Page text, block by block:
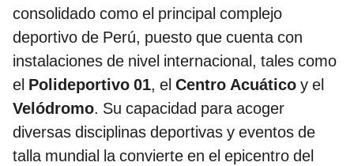
consolidado como el principal complejo
deportivo de Perú, puesto que cuenta con
instalaciones de nivel internacional, tales como
el Polideportivo 01, el Centro Acuático y el
Velódromo. Su capacidad para acoger
diversas disciplinas deportivas y eventos de
talla mundial la convierte en el epicentro del